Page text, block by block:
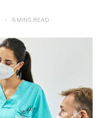
6 MINS READ